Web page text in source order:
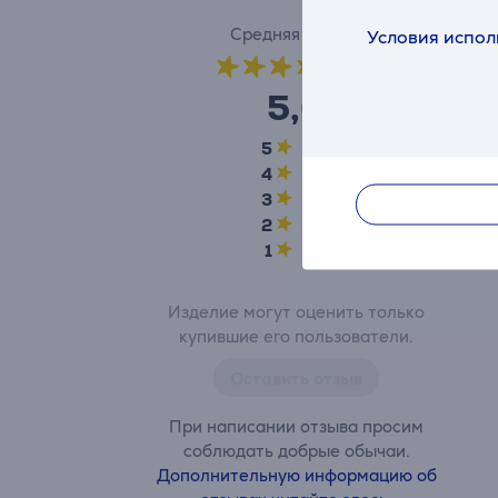
Условия
Средняя оценка
5,0
5
4
3
2
1
Изделие могут оценить только
купившие его пользователи.
При написании отзыва просим
соблюдать добрые обычаи.
Дополнительную информацию об